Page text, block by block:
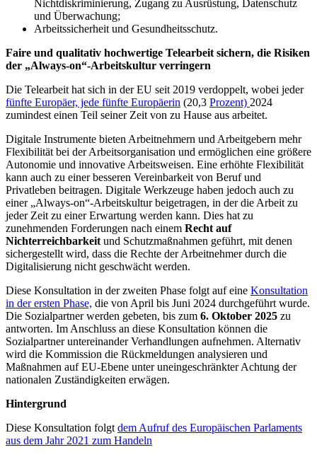
Nichtdiskriminierung, Zugang zu Ausrüstung, Datenschutz
und Überwachung;
Arbeitssicherheit und Gesundheitsschutz.
Faire und qualitativ hochwertige Telearbeit sichern, die Risiken
der „Always-on“-Arbeitskultur verringern
Die Telearbeit hat sich in der EU seit 2019 verdoppelt, wobei jeder
fünfte Europäer, jede fünfte Europäerin (20,3 Prozent) 2024
zumindest einen Teil seiner Zeit von zu Hause aus arbeitet.
Digitale Instrumente bieten Arbeitnehmern und Arbeitgebern mehr
Flexibilität bei der Arbeitsorganisation und ermöglichen eine größere
Autonomie und innovative Arbeitsweisen. Eine erhöhte Flexibilität
kann auch zu einer besseren Vereinbarkeit von Beruf und
Privatleben beitragen. Digitale Werkzeuge haben jedoch auch zu
einer „Always-on“-Arbeitskultur beigetragen, in der die Arbeit zu
jeder Zeit zu einer Erwartung werden kann. Dies hat zu
zunehmenden Forderungen nach einem Recht auf
Nichterreichbarkeit und Schutzmaßnahmen geführt, mit denen
sichergestellt wird, dass die Rechte der Arbeitnehmer durch die
Digitalisierung nicht geschwächt werden.
Diese Konsultation in der zweiten Phase folgt auf eine Konsultation
in der ersten Phase, die von April bis Juni 2024 durchgeführt wurde.
Die Sozialpartner werden gebeten, bis zum 6. Oktober 2025 zu
antworten. Im Anschluss an diese Konsultation können die
Sozialpartner untereinander Verhandlungen aufnehmen. Alternativ
wird die Kommission die Rückmeldungen analysieren und
Maßnahmen auf EU-Ebene unter uneingeschränkter Achtung der
nationalen Zuständigkeiten erwägen.
Hintergrund
Diese Konsultation folgt dem Aufruf des Europäischen Parlaments
aus dem Jahr 2021 zum Handeln